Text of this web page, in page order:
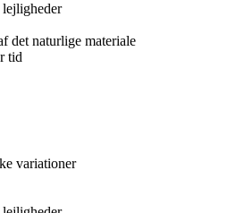
det naturlige materiale
tid
variationer